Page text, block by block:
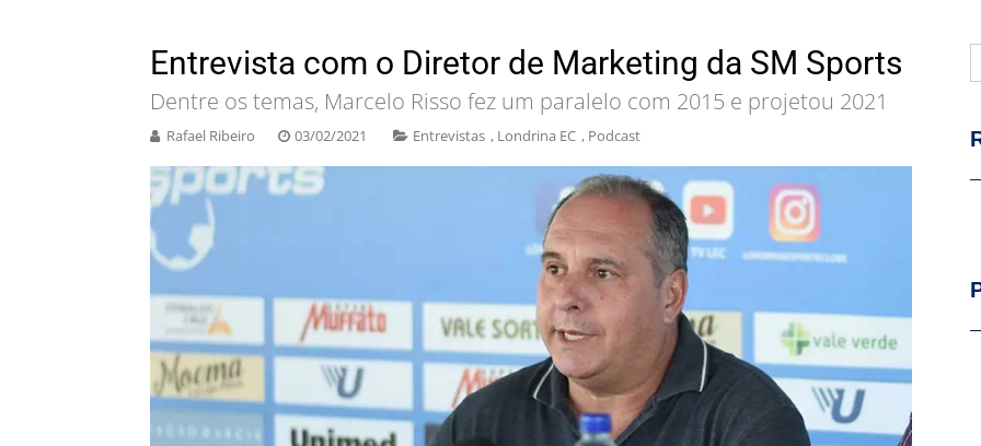
Entrevista com o Diretor de Marketing da SM Sports
Dentre os temas, Marcelo Risso fez um paralelo com 2015 e projetou 2021
Rafael Ribeiro 03/02/2021 Entrevistas , Londrina EC , Podcast